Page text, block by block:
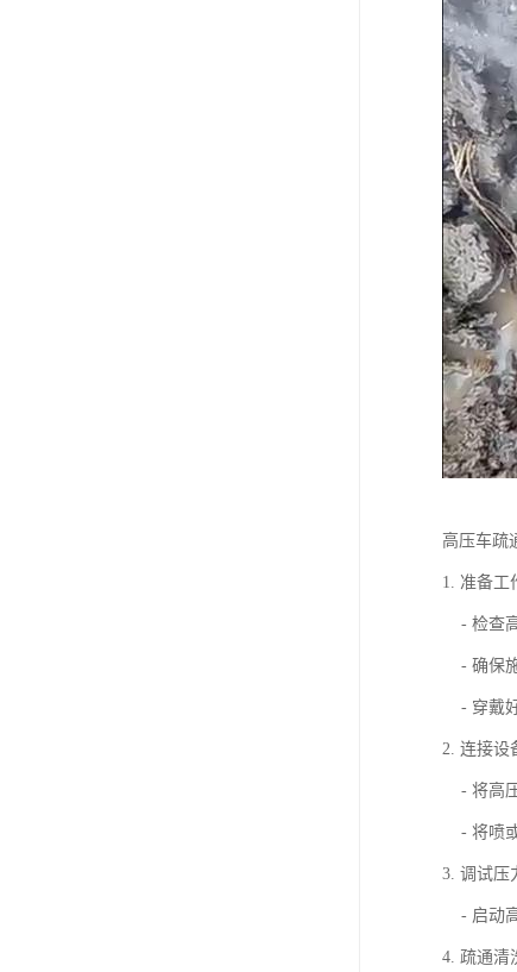
高压车疏
1. 准备工
- 检查高
- 确保施
- 穿戴好
2. 连接设
- 将高压
- 将喷或
3. 调试压
- 启动高
4. 疏通清